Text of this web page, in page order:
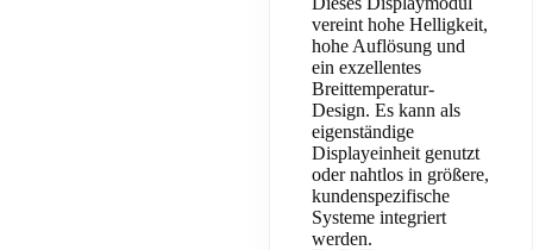
vereint hohe Helligkeit,
hohe Auflösung und
ein exzellentes
Breittemperatur-
Design. Es kann als
eigenständige
Displayeinheit genutzt
oder nahtlos in größere,
kundenspezifische
Systeme integriert
werden.